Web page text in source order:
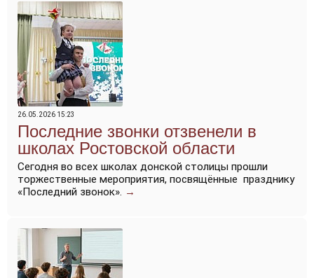
26.05.2026 15:23
Последние звонки отзвенели в
школах Ростовской области
Сегодня во всех школах донской столицы прошли
торжественные мероприятия, посвящённые празднику
«Последний звонок». →